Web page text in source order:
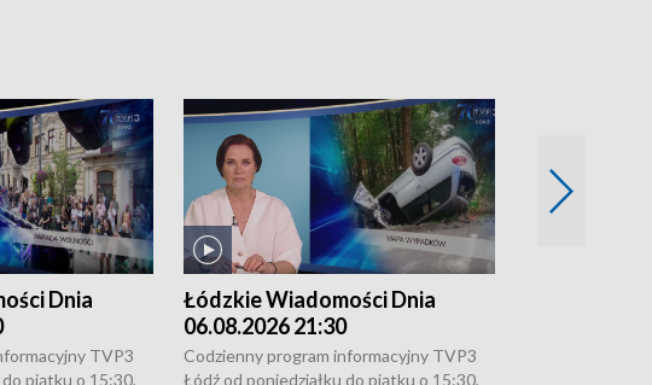
Dnia
TVP3
piątku o 15:30,
Łódzkie Wiadomości Dnia
06.08.2026 21:30
Codzienny program informacyjny TVP3
Łódź od poniedziałku do piątku o 15:30,